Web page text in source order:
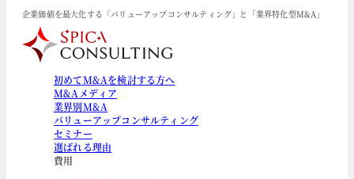
企業価値を最大化する「バリューアップコンサルティング」と「業界特化型M&A」
初めてM&Aを検討する方へ
M&Aメディア
業界別M&A
バリューアップコンサルティング
セミナー
選ばれる理由
費用